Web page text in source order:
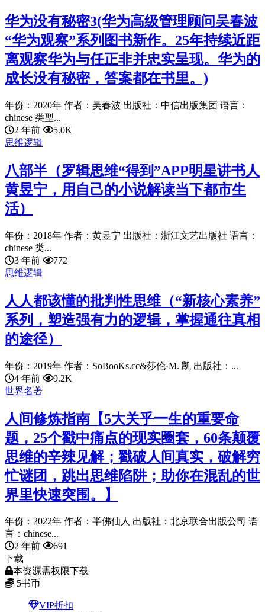
华为没有秘密3(华为高级管理顾问吴春波
“华为观察”系列图书新作。25年持续近距
离观察华为与任正非并忠实呈现。华为的
成长没有秘密，答案都在书里。)
年份：2020年 作者：吴春波 出版社：中信出版集团 语言：
chinese 类型...
2 年前
5.0K
思维逻辑
八部半（罗辑思维“得到”APP明星讲书人
黄昱宁，用自己的小说解读当下都市生
活）
年份：2018年 作者：黄昱宁 出版社：浙江文艺出版社 语言：
chinese 类...
3 年前
772
思维逻辑
人人都该懂的批判性思维（“新核心素养”
系列，塑造强有力的逻辑，掌握通往真相
的途径）
年份：2019年 作者：SoBooKs.cc&莎伦·M. 凯 出版社：...
4 年前
9.2K
世界名著
人间修炼指南【5大关乎一生的重要命
题，25个戳中痛点的现实圈套，60条颠覆
思维的辛辣见解；戳破人间真实，破解穷
忙谜团，跳出思维陷阱；助你在混乱的世
界里快速突围。】
年份：2022年 作者：半佛仙人 出版社：北京联合出版公司 语
言：chinese...
2 年前
691
下载
本资源需权限下载
5书币
VIP折扣